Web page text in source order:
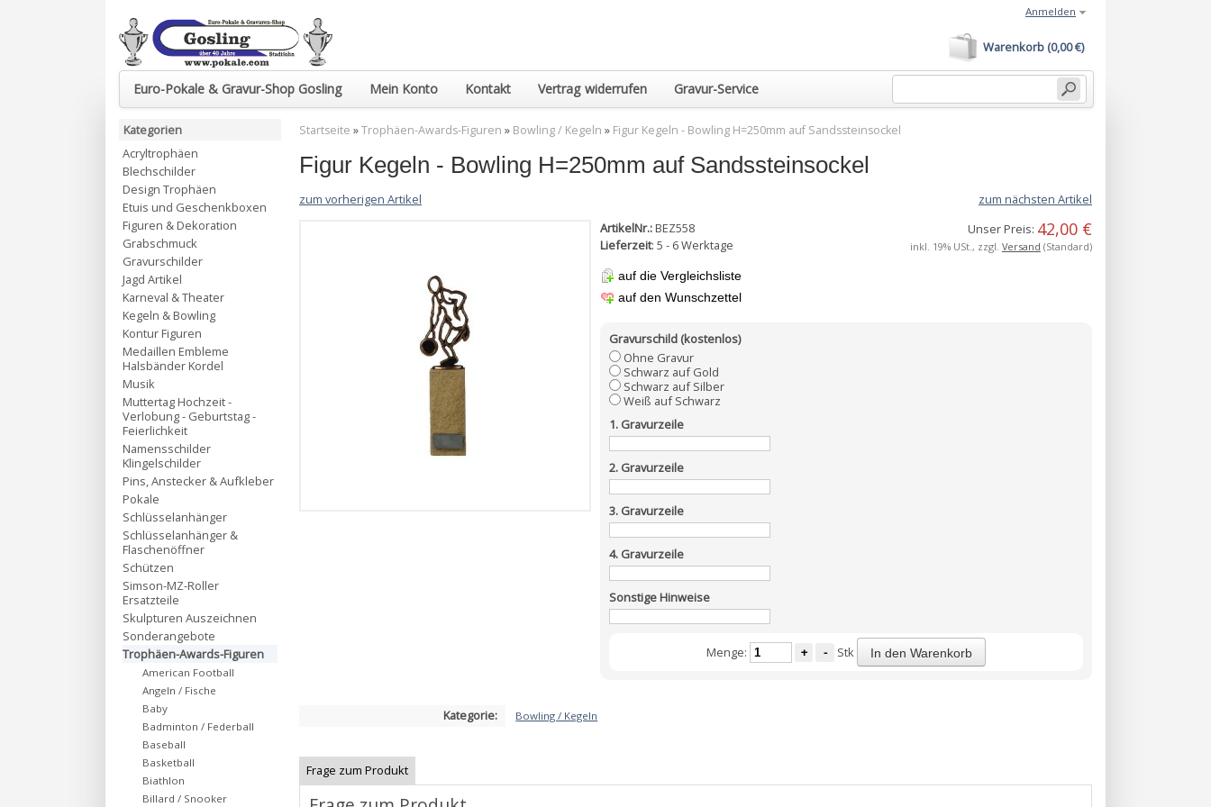
Euro-Pokale & Gravur-Shop Gosling Mein Konto Kontakt Vertrag widerrufen Gravur-Service
Warenkorb (0,00 €)
Anmelden
Startseite »Trophäen-Awards-Figuren » Bowling / Kegeln » Figur Kegeln - Bowling H=250mm auf Sandssteinsockel
Figur Kegeln - Bowling H=250mm auf Sandssteinsockel
zum vorherigen Artikel
zum nächsten Artikel
ArtikelNr.: BEZ558
Lieferzeit: 5 - 6 Werktage
auf die Vergleichsliste
auf den Wunschzettel
Unser Preis: 42,00 €
inkl. 19% USt., zzgl. Versand (Standard)
Gravurschild (kostenlos)
Ohne Gravur
Schwarz auf Gold
Schwarz auf Silber
Weiß auf Schwarz
1. Gravurzeile
2. Gravurzeile
3. Gravurzeile
4. Gravurzeile
Sonstige Hinweise
Menge: + - Stk In den Warenkorb
Kategorie: Bowling / Kegeln
Frage zum Produkt
Kategorien
Acryltrophäen
Blechschilder
Design Trophäen
Etuis und Geschenkboxen
Figuren & Dekoration
Grabschmuck
Gravurschilder
Jagd Artikel
Karneval & Theater
Kegeln & Bowling
Kontur Figuren
Medaillen Embleme
Halsbänder Kordel
Musik
Muttertag Hochzeit -
Verlobung - Geburtstag -
Feierlichkeit
Namensschilder
Klingelschilder
Pins, Anstecker & Aufkleber
Pokale
Schlüsselanhänger
Schlüsselanhänger &
Flaschenöffner
Schützen
Simson-MZ-Roller
Ersatzteile
Skulpturen Auszeichnen
Sonderangebote
Trophäen-Awards-Figuren
American Football
Angeln / Fische
Baby
Badminton / Federball
Baseball
Basketball
Biathlon
Billard / Snooker